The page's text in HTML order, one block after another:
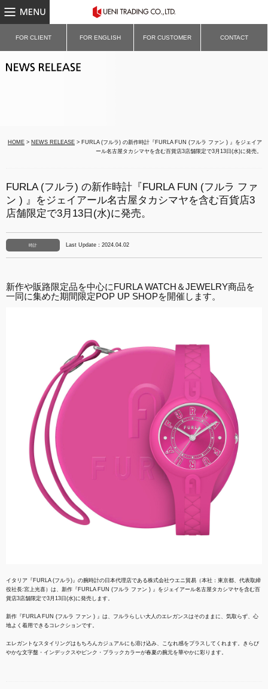
FOR CLIENT FOR ENGLISH FOR CUSTOMER CONTACT
HOME > NEWS RELEASE > FURLA (フルラ) の新作時計『FURLA FUN (フルラ ファン ) 』をジェイア
ール名古屋タカシマヤを含む百貨店3店舗限定で3月13日(水)に発売。
FURLA (フルラ) の新作時計『FURLA FUN (フルラ ファ
ン ) 』をジェイアール名古屋タカシマヤを含む百貨店3
店舗限定で3月13日(水)に発売。
時計 Last Update：2024.04.02
新作や販路限定品を中心にFURLA WATCH＆JEWELRY商品を
一同に集めた期間限定POP UP SHOPを開催します。
イタリア『FURLA (フルラ)』の腕時計の日本代理店である株式会社ウエニ貿易（本社：東京都、代表取締
役社長:宮上光喜）は、新作『FURLA FUN (フルラ ファン ) 』をジェイアール名古屋タカシマヤを含む百
貨店3店舗限定で3月13日(水)に発売します。
新作『FURLA FUN (フルラ ファン ) 』は、フルラらしい大人のエレガンスはそのままに、気取らず、心
地よく着用できるコレクションです。
エレガントなスタイリングはもちろんカジュアルにも溶け込み、こなれ感をプラスしてくれます。きらび
やかな文字盤・インデックスやピンク・ブラックカラーが春夏の腕元を華やかに彩ります。